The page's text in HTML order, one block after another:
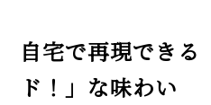
自宅で再現できる
ド！」な味わい
ピ4品。
麺、よ
で方も解
爽快！